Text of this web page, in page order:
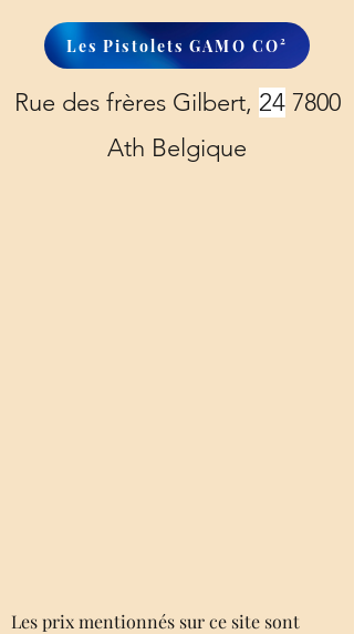
Les Pistolets GAMO CO²
Rue des frères Gilbert, 247800
Ath Belgique
Les prix mentionnés sur ce site sont